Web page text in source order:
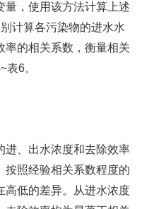
量，使用该方法计算上述
计算各污染物的进水水
率的相关系数，衡量相关
6。
、出水浓度和去除效率
按照经验相关系数程度的
高低的差异。从进水浓度